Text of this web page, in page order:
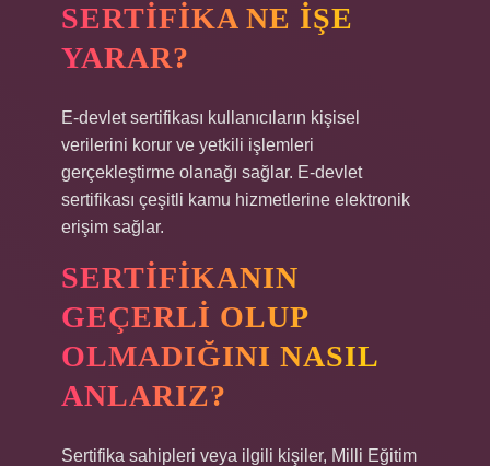
SERTIFIKA NE IŞE
YARAR?
E-devlet sertifikası kullanıcıların kişisel
verilerini korur ve yetkili işlemleri
gerçekleştirme olanağı sağlar. E-devlet
sertifikası çeşitli kamu hizmetlerine elektronik
erişim sağlar.
SERTIFIKANIN
GEÇERLI OLUP
OLMADIĞINI NASIL
ANLARIZ?
Sertifika sahipleri veya ilgili kişiler, Milli Eğitim